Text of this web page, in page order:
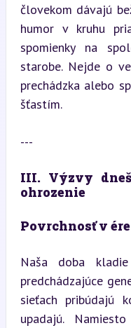
človekom dávajú
humor v kruhu
spomienky na
starobe. Nejde o
prechádzka alebo
šťastím.
---
III. Výzvy
ohrozenie
Povrchnosť v
Naša doba
predchádzajúce
sieťach pribúdajú
upadajú.